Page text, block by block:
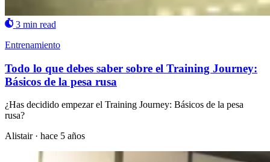
3 min read
Entrenamiento
Todo lo que debes saber sobre el Training Journey:
Básicos de la pesa rusa
¿Has decidido empezar el Training Journey: Básicos de la pesa
rusa?
Alistair · hace 5 años